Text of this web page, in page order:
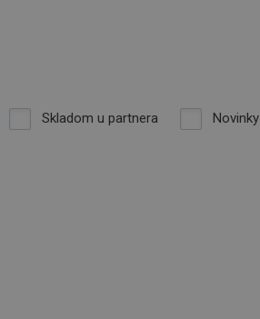
Skladom u partnera Novinky